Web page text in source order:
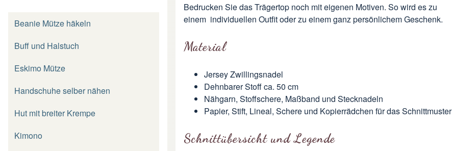
Beanie Mütze häkeln
Buff und Halstuch
Eskimo Mütze
Handschuhe selber nähen
Hut mit breiter Krempe
Kimono
Bedrucken Sie das Trägertop noch mit eigenen Motiven. So wird es zu
einem individuellen Outfit oder zu einem ganz persönlichem Geschenk.
Material
Jersey Zwillingsnadel
Dehnbarer Stoff ca. 50 cm
Nähgarn, Stoffschere, Maßband und Stecknadeln
Papier, Stift, Lineal, Schere und Kopierrädchen für das Schnittmuster
Schnittübersicht und Legende